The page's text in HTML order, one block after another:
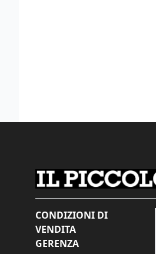
CONDIZIONI DI
VENDITA
GERENZA